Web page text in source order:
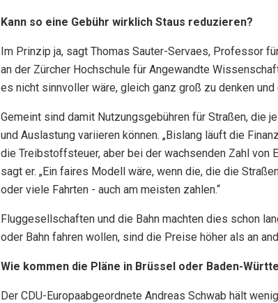
Kann so eine Gebühr wirklich Staus reduzieren?
Im Prinzip ja, sagt Thomas Sauter-Servaes, Professor
an der Zürcher Hochschule für Angewandte
es nicht sinnvoller wäre, gleich ganz groß zu denken
Gemeint sind damit Nutzungsgebühren für Straßen, die
und Auslastung variieren können. „Bislang läuft die
die Treibstoffsteuer, aber bei der wachsenden Zahl von
sagt er. „Ein faires Modell wäre, wenn die, die die
oder viele Fahrten - auch am meisten zahlen.“
Fluggesellschaften und die Bahn machten dies schon
oder Bahn fahren wollen, sind die Preise höher als an
Wie kommen die Pläne in Brüssel oder Baden-
Der CDU-Europaabgeordnete Andreas Schwab hält